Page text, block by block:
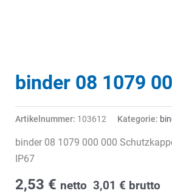
binder 08 1079
Artikelnummer: 103612 Kategorie:
binder 08 1079 000 000
IP67
2,53 € netto 3,01 € brutto